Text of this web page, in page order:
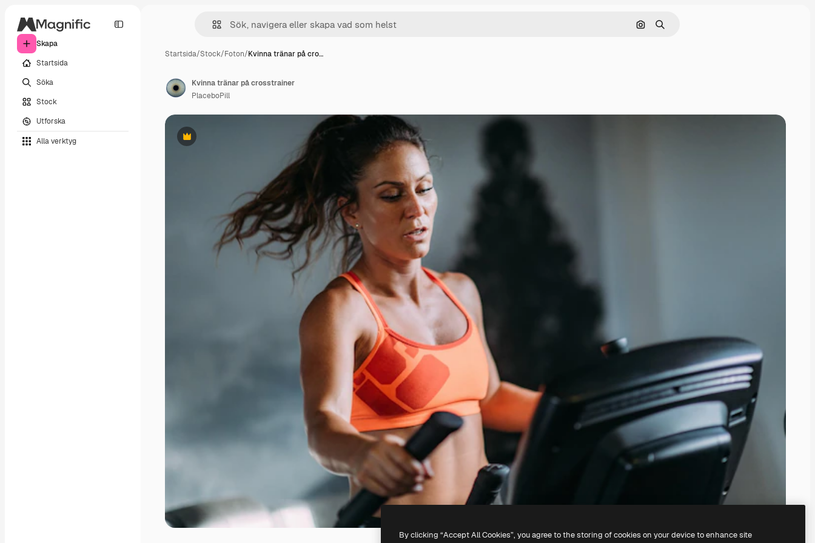
Skapa
Startsida
Söka
Stock
Utforska
Alla verktyg
Sök efter bild
Söka
Startsida/Stock/Foton/Kvinna tränar på cro…
Premie
Kvinna tränar på crosstrainer
PlaceboPill
By clicking “Accept All Cookies”, you agree to the storing of cookies on your device to enhance site